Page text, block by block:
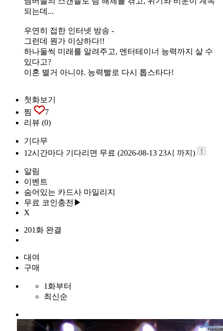
되는데...
우연히 접한 인터넷 방송 -
그런데 뭔가 이상하다!!
하나둘씩 미래를 알려주고, 엔터테이너 능력까지 살 수
있다고?
이혼 별거 아니야. 능력빨로 다시 톱스타다!
첫화보기
찜
7
리뷰 (0)
기다무
12시간마다 기다리면 무료 (2026-08-13 23시 까지)
알림
이벤트
숨어있는 카드사 마일리지
무료 코인충전▶
X
201화 완결
대여
구매
1화부터
최신순